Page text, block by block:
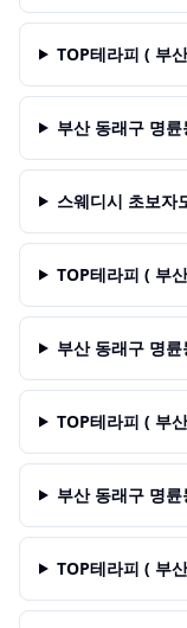
TOP테라피 ( 부
부산 동래구 명
스웨디시 초보자
TOP테라피 ( 부
부산 동래구 명
TOP테라피 ( 부
부산 동래구 명
TOP테라피 ( 부